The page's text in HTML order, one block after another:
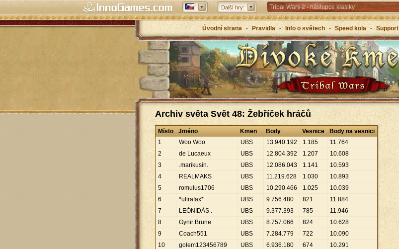
Další hry: Tribal Wars 2 - nástupce klasiky
Forge of Empires – strategicky napříč věky
Grepolis – vybuduj svou říši v antickém Řecku
Úvodní strana - Pravidla - Info o světech - Speed kola - Support
Archiv světa Svět 48: Žebříček hráčů
Místo Jméno Kmen Body Vesnice
Body na vesnici
1
Woo Woo UBS 13.940.192 1.185 11.764
2
de Lucaeux UBS 12.804.392 1.207 10.608
3
.marikusín. UBS 12.086.043 1.141 10.593
4
REALMAKS UBS 11.219.628 1.030 10.893
5
romulus1706 UBS 10.290.466 1.025 10.039
6
*ultrafax* UBS 9.756.480 821 11.884
7
LEÓNIDÁS . UBS 9.377.393 785 11.946
8
Gynir Brune UBS 8.757.066 824 10.628
9
Coach551 UBS 7.284.779 722 10.090
10
golem123456789 UBS 6.936.180 674 10.291